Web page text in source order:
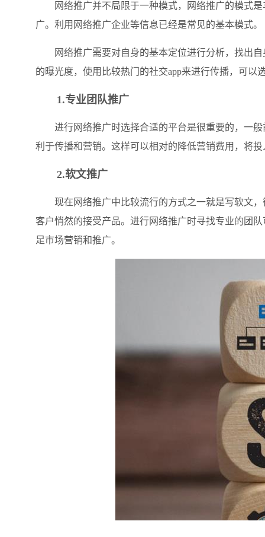
网络推广并不局限于一种模式，网络推广的模式是
广。利用网络推广企业等信息已经是常见的基本模式。
网络推广需要对自身的基本定位进行分析，找出自
的曝光度，使用比较热门的社交app来进行传播，可以
1.专业团队推广
进行网络推广时选择合适的平台是很重要的，一般
利于传播和营销。这样可以相对的降低营销费用，将
2.软文推广
现在网络推广中比较流行的方式之一就是写软文，
客户悄然的接受产品。进行网络推广时寻找专业的团
足市场营销和推广。